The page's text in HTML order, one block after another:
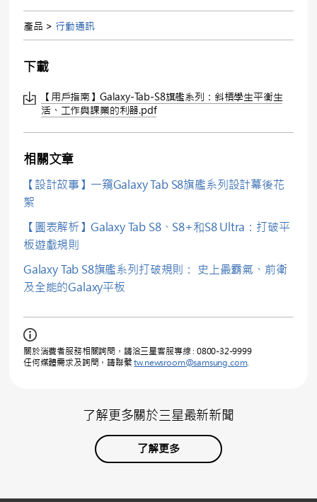
產品 > 行動通訊
下載
【用戶指南】Galaxy-Tab-S8旗艦系列：斜槓學生平衡生
活、工作與課業的利器.pdf
相關文章
【設計故事】一窺Galaxy Tab S8旗艦系列設計幕後花
絮
【圖表解析】Galaxy Tab S8、S8+和S8 Ultra：打破平
板遊戲規則
Galaxy Tab S8旗艦系列打破規則： 史上最霸氣、前衛
及全能的Galaxy平板
關於消費者服務相關詢問，請洽三星客服專線 : 0800-32-9999
任何媒體需求及詢問，請聯繫tw.newsroom@samsung.com.
了解更多關於三星最新新聞
了解更多